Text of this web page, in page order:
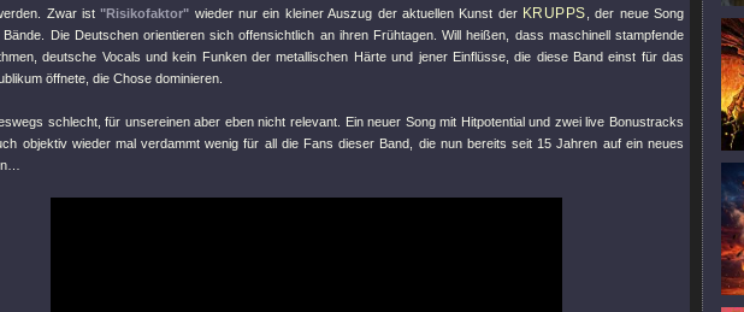
Zwar ist"Risikofaktor" wieder nur ein kleiner Auszug der aktuellen Kunst der KRUPPS , der neue Song
Die Deutschen orientieren sich offensichtlich an ihren Frühtagen. Will heißen, dass maschinell stampfende
deutsche Vocals und kein Funken der metallischen Härte und jener Einflüsse, die diese Band einst für das
öffnete, die Chose dominieren.
schlecht, für unsereinen aber eben nicht relevant. Ein neuer Song mit Hitpotential und zwei live Bonustracks
objektiv wieder mal verdammt wenig für all die Fans dieser Band, die nun bereits seit 15 Jahren auf ein neues